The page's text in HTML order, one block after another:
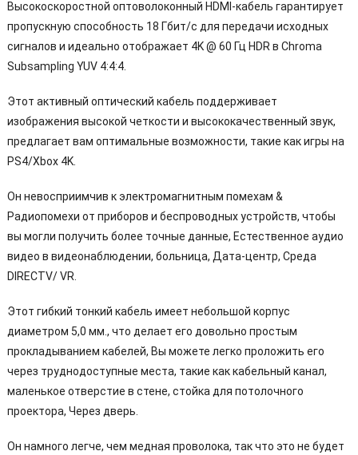
Высокоскоростной оптоволоконный HDMI-кабель гарантирует
пропускную способность 18 Гбит/с для передачи исходных
сигналов и идеально отображает 4K @ 60 Гц HDR в Chroma
Subsampling YUV 4:4:4.
Этот активный оптический кабель поддерживает
изображения высокой четкости и высококачественный звук,
предлагает вам оптимальные возможности, такие как игры на
PS4/Xbox 4K.
Он невосприимчив к электромагнитным помехам &
Радиопомехи от приборов и беспроводных устройств, чтобы
вы могли получить более точные данные, Естественное аудио
видео в видеонаблюдении, больница, Дата-центр, Среда
DIRECTV/ VR.
Этот гибкий тонкий кабель имеет небольшой корпус
диаметром 5,0 мм., что делает его довольно простым
прокладыванием кабелей, Вы можете легко проложить его
через труднодоступные места, такие как кабельный канал,
маленькое отверстие в стене, стойка для потолочного
проектора, Через дверь.
Он намного легче, чем медная проволока, так что это не будет